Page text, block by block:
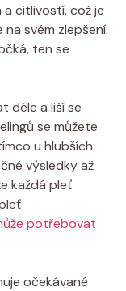
citlivostí, což je
svém zlepšení.
ten se
déle a liší se
se můžete
u hlubších
výsledky až
každá pleť
potřebovat
očekávané